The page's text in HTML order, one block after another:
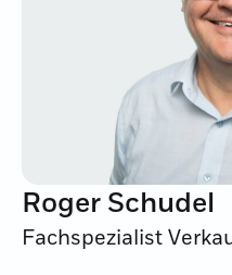
Roger Schudel
Fachspezialist